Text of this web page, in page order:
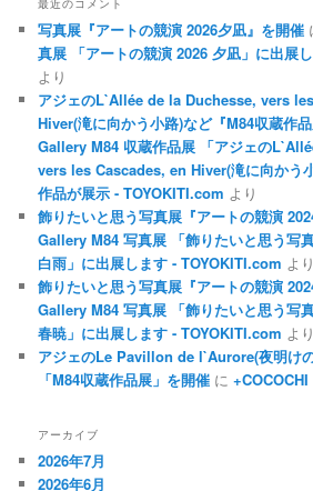
最近のコメント
写真展『アートの競演 2026夕凪』を開催
真展 「アートの競演 2026 夕凪」に出展
より
アジェのL`Allée de la Duchesse, vers
Hiver(滝に向かう小路)など『M84収蔵作
Gallery M84 収蔵作品展 「アジェの
vers les Cascades, en Hiver(滝に向かう
作品が展示 - TOYOKITI.com より
飾りたいと思う写真展『アートの競演
Gallery M84 写真展 「飾りたいと思う写
白雨」に出展します - TOYOKITI.com より
飾りたいと思う写真展『アートの競演
Gallery M84 写真展 「飾りたいと思う写
春暁」に出展します - TOYOKITI.com より
アジェのLe Pavillon de l`Aurore(夜明け
「M84収蔵作品展」を開催 に+COCOCHI
アーカイブ
2026年7月
2026年6月